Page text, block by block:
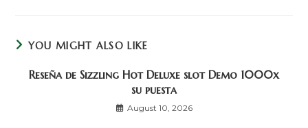
YOU MIGHT ALSO LIKE
Reseña de Sizzling Hot Deluxe slot Demo 1000x
su puesta
August 10, 2026